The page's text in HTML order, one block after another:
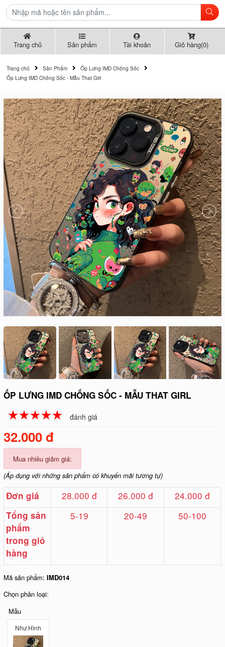
Trang chủ Sản phẩm Tài khoản Giỏ hàng(0)
Trang chủ Sản Phẩm
Ốp Lưng IMD Chống Sốc
Ốp Lưng IMD Chống Sốc - Mẫu That Girl
ỐP LƯNG IMD CHỐNG SỐC - MẪU THAT GIRL
☆☆☆☆☆
★★★★★ đánh giá
32.000 đ
Mua nhiều giảm giá:
(Áp dụng với những sản phẩm có khuyến mãi tương tự)
Đơn giá 28.000 đ 26.000 đ 24.000 đ
Tổng sản
phẩm
trong giỏ
hàng
5-19 20-49 50-100
Mã sản phẩm:IMD014
Chọn phân loại:
Mẫu
Như Hình